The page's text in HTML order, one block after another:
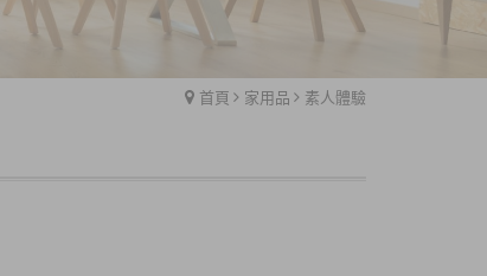
首頁 家用品 素人體驗